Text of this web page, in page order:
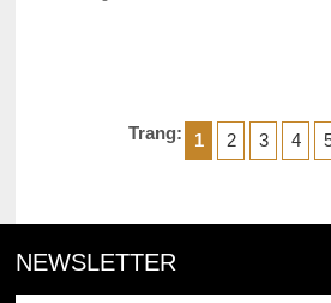
Trang: 1 2 3 4
NEWSLETTER